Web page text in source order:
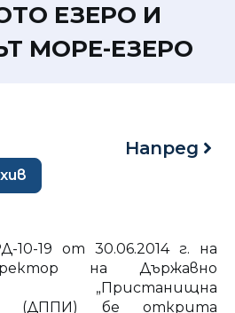
ЕЗЕРО И
МОРЕ-ЕЗЕРО
Напред
19 от 30.06.2014 г. на
на Държавно
„Пристанищна
(ДППИ) бе открита